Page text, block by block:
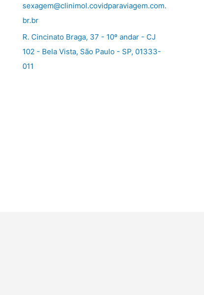
sexagem@clinimol.covidparaviagem.com.
br.br
R. Cincinato Braga, 37 - 10º andar - CJ
102 - Bela Vista, São Paulo - SP, 01333-
011